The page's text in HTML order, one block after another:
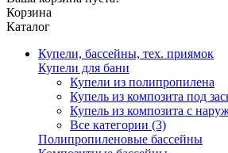
Корзина
Каталог
Купели, бассейны, тех. приямок
Купели для бани
Купели из полипропилена
Купель из композита под
Купель из композита с
Все категории (3)
Полипропиленовые бассейны